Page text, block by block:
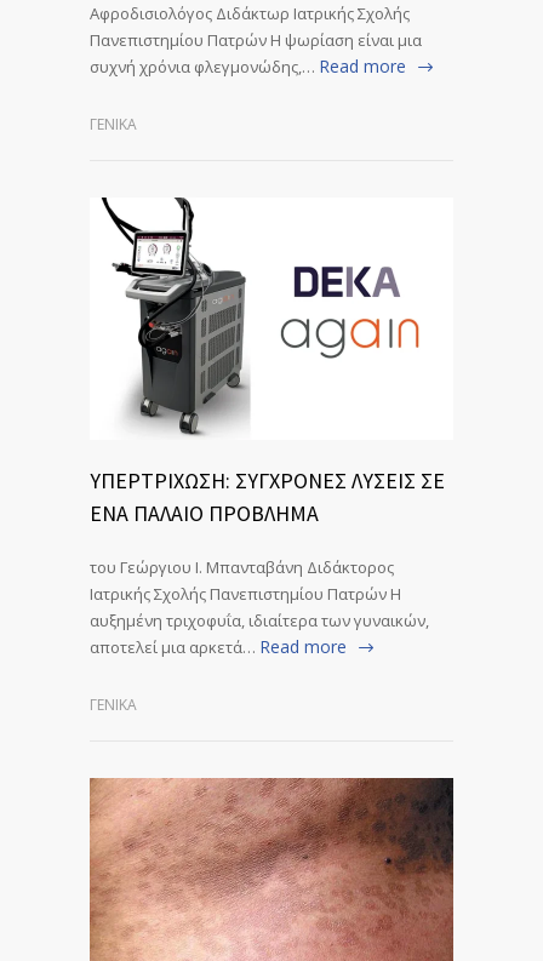
Αφροδισιολόγος Διδάκτωρ Ιατρικής Σχολής
Πανεπιστημίου Πατρών Η ψωρίαση είναι μια
συχνή χρόνια φλεγμονώδης,… Read more
ΓΕΝΙΚΆ
ΥΠΕΡΤΡΙΧΩΣΗ: ΣΥΓΧΡΟΝΕΣ ΛΥΣΕΙΣ ΣΕ
ΕΝΑ ΠΑΛΑΙΟ ΠΡΟΒΛΗΜΑ
του Γεώργιου Ι. Μπανταβάνη Διδάκτορος
Ιατρικής Σχολής Πανεπιστημίου Πατρών Η
αυξημένη τριχοφυΐα, ιδιαίτερα των γυναικών,
αποτελεί μια αρκετά… Read more
ΓΕΝΙΚΆ